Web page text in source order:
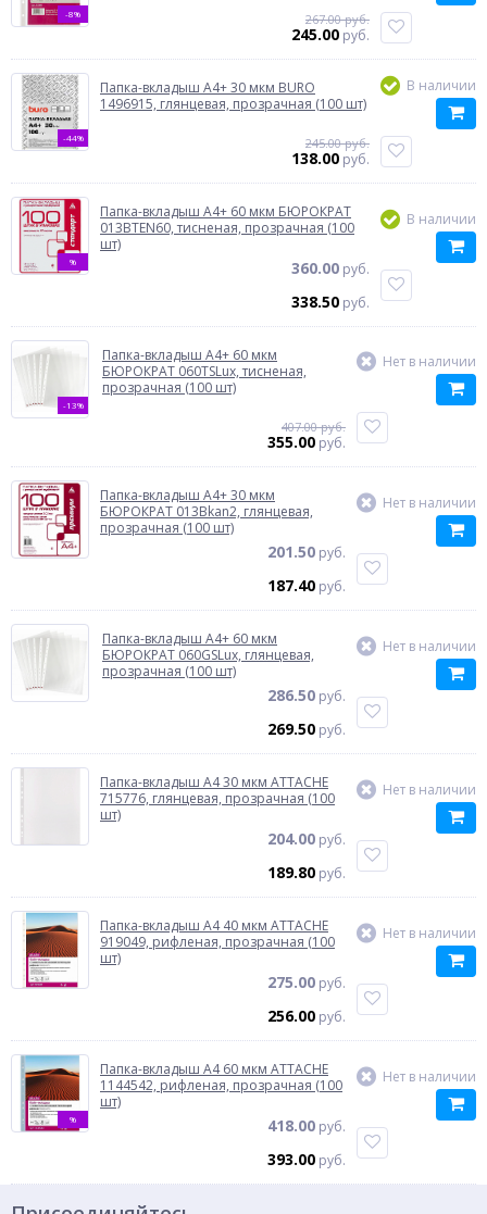
-8% 267.00 руб.
245.00 руб.
-44%
Папка-вкладыш A4+ 30 мкм BURO
1496915, глянцевая, прозрачная (100 шт)
245.00 руб.
138.00 руб.
В наличии
%
Папка-вкладыш A4+ 60 мкм БЮРОКРАТ
013BTEN60, тисненая, прозрачная (100
шт)
360.00 руб.
338.50 руб.
В наличии
-13%
Папка-вкладыш A4+ 60 мкм
БЮРОКРАТ 060TSLux, тисненая,
прозрачная (100 шт)
407.00 руб.
355.00 руб.
Нет в наличии
Папка-вкладыш A4+ 30 мкм
БЮРОКРАТ 013Bkan2, глянцевая,
прозрачная (100 шт)
201.50 руб.
187.40 руб.
Нет в наличии
Папка-вкладыш A4+ 60 мкм
БЮРОКРАТ 060GSLux, глянцевая,
прозрачная (100 шт)
286.50 руб.
269.50 руб.
Нет в наличии
Папка-вкладыш A4 30 мкм ATTACHE
715776, глянцевая, прозрачная (100
шт)
204.00 руб.
189.80 руб.
Нет в наличии
Папка-вкладыш A4 40 мкм ATTACHE
919049, рифленая, прозрачная (100
шт)
275.00 руб.
256.00 руб.
Нет в наличии
%
Папка-вкладыш A4 60 мкм ATTACHE
1144542, рифленая, прозрачная (100
шт)
418.00 руб.
393.00 руб.
Нет в наличии